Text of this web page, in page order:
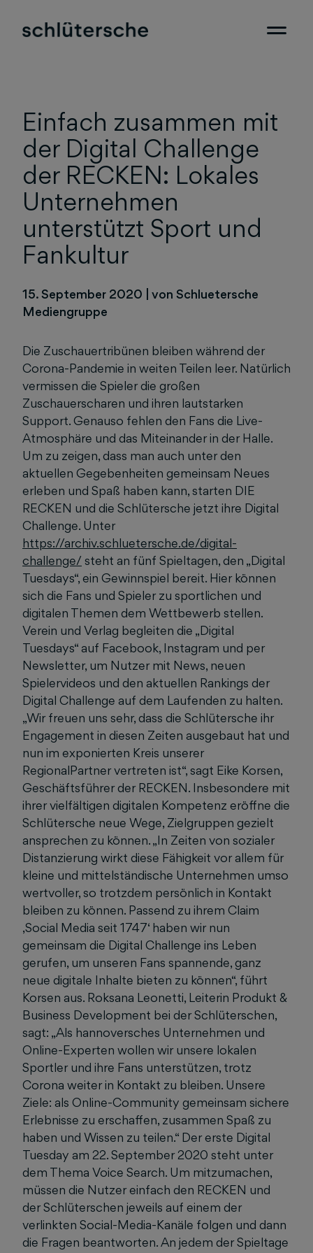
Einfach zusammen mit
der Digital Challenge
der RECKEN: Lokales
Unternehmen
unterstützt Sport und
Fankultur
15. September 2020
von Schluetersche
Mediengruppe
Die Zuschauertribünen bleiben während der
Corona-Pandemie in weiten Teilen leer. Natürlich
vermissen die Spieler die großen
Zuschauerscharen und ihren lautstarken
Support. Genauso fehlen den Fans die Live-
Atmosphäre und das Miteinander in der Halle.
Um zu zeigen, dass man auch unter den
aktuellen Gegebenheiten gemeinsam Neues
erleben und Spaß haben kann, starten DIE
RECKEN und die Schlütersche jetzt ihre Digital
Challenge. Unter
https://archiv.schluetersche.de/digital-
challenge/ steht an fünf Spieltagen, den „Digital
Tuesdays“, ein Gewinnspiel bereit. Hier können
sich die Fans und Spieler zu sportlichen und
digitalen Themen dem Wettbewerb stellen.
Verein und Verlag begleiten die „Digital
Tuesdays“ auf Facebook, Instagram und per
Newsletter, um Nutzer mit News, neuen
Spielervideos und den aktuellen Rankings der
Digital Challenge auf dem Laufenden zu halten.
„Wir freuen uns sehr, dass die Schlütersche ihr
Engagement in diesen Zeiten ausgebaut hat und
nun im exponierten Kreis unserer
RegionalPartner vertreten ist“, sagt Eike Korsen,
Geschäftsführer der RECKEN. Insbesondere mit
ihrer vielfältigen digitalen Kompetenz eröffne die
Schlütersche neue Wege, Zielgruppen gezielt
ansprechen zu können. „In Zeiten von sozialer
Distanzierung wirkt diese Fähigkeit vor allem für
kleine und mittelständische Unternehmen umso
wertvoller, so trotzdem persönlich in Kontakt
bleiben zu können. Passend zu ihrem Claim
‚Social Media seit 1747‘ haben wir nun
gemeinsam die Digital Challenge ins Leben
gerufen, um unseren Fans spannende, ganz
neue digitale Inhalte bieten zu können“, führt
Korsen aus. Roksana Leonetti, Leiterin Produkt &
Business Development bei der Schlüterschen,
sagt: „Als hannoversches Unternehmen und
Online-Experten wollen wir unsere lokalen
Sportler und ihre Fans unterstützen, trotz
Corona weiter in Kontakt zu bleiben. Unsere
Ziele: als Online-Community gemeinsam sichere
Erlebnisse zu erschaffen, zusammen Spaß zu
haben und Wissen zu teilen.“ Der erste Digital
Tuesday am 22. September 2020 steht unter
dem Thema Voice Search. Um mitzumachen,
müssen die Nutzer einfach den RECKEN und
der Schlüterschen jeweils auf einem der
verlinkten Social-Media-Kanäle folgen und dann
die Fragen beantworten. An jedem der Spieltage